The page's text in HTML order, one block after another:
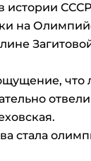
истории
на
что
стала